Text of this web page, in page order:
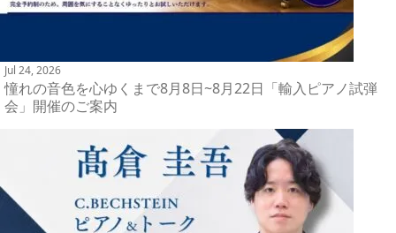
Jul 24, 2026
憧れの音色を心ゆくまで8月8日~8月22日「輸入ピアノ試弾
会」開催のご案内